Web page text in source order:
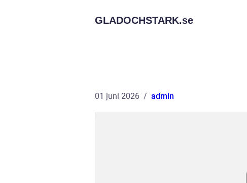
GLADOCHSTARK.se
01 juni 2026 admin